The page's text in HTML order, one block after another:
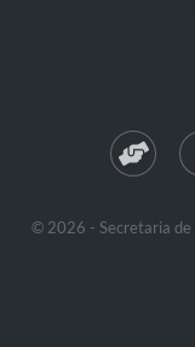
© 2026 - Secretaria de